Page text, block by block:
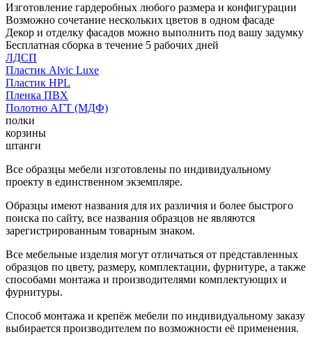
Изготовление гардеробных любого размера и конфигурации
Возможно сочетание нескольких цветов в одном фасаде
Декор и отделку фасадов можно выполнить под вашу задумку
Бесплатная сборка в течение 5 рабочих дней
ЛДСП
Пластик Alvic Luxe
Пластик HPL
Пленка ПВХ
Полотно АГТ (МДФ)
полки
корзины
штанги
Все образцы мебели изготовлены по индивидуальному
проекту в единственном экземпляре.
Образцы имеют названия для их различия и более быстрого
поиска по сайту, все названия образцов не являются
зарегистрированным товарным знаком.
Все мебельные изделия могут отличаться от представленных
образцов по цвету, размеру, комплектации, фурнитуре, а также
способами монтажа и производителями комплектующих и
фурнитуры.
Способ монтажа и крепёж мебели по индивидуальному заказу
выбирается производителем по возможности её применения.